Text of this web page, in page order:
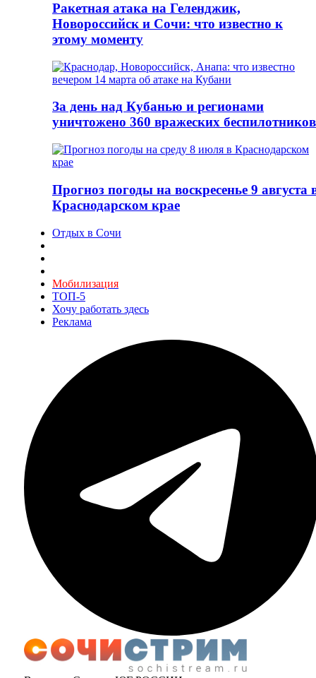
Ракетная атака на Геленджик,
Новороссийск и Сочи: что известно к
этому моменту
За день над Кубанью и регионами
уничтожено 360 вражеских беспилотников
Прогноз погоды на воскресенье 9 августа
Краснодарском крае
Отдых в Сочи
Мобилизация
ТОП-5
Хочу работать здесь
Реклама